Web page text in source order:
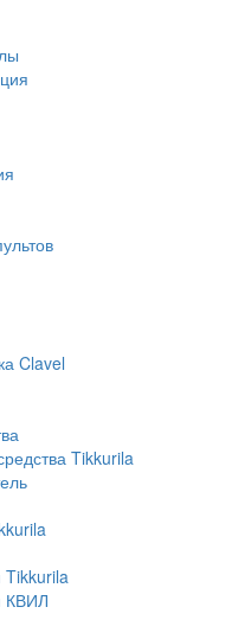
Clavel
Tikkurila
Tikkurila
КВИЛ